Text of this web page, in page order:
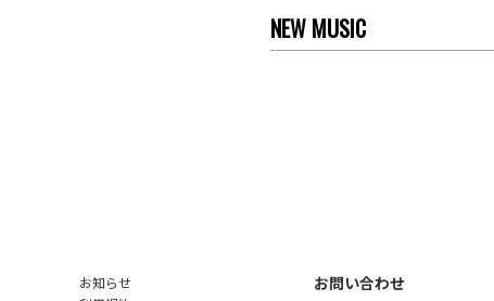
NEW MUSIC
お知らせ
お問い合わせ